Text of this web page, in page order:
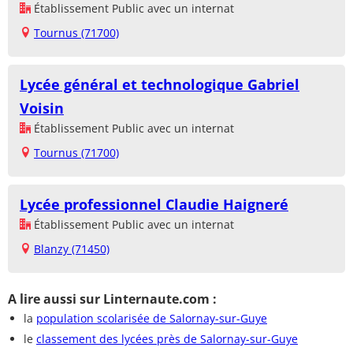
Établissement Public avec un internat
Tournus (71700)
Lycée général et technologique Gabriel
Voisin
Établissement Public avec un internat
Tournus (71700)
Lycée professionnel Claudie Haigneré
Établissement Public avec un internat
Blanzy (71450)
A lire aussi sur Linternaute.com :
la population scolarisée de Salornay-sur-Guye
le classement des lycées près de Salornay-sur-Guye